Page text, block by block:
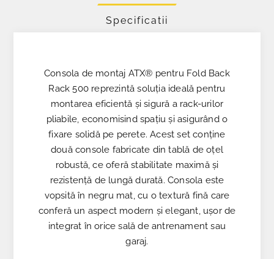
Specificatii
Consola de montaj ATX® pentru Fold Back
Rack 500 reprezintă soluția ideală pentru
montarea eficientă și sigură a rack-urilor
pliabile, economisind spațiu și asigurând o
fixare solidă pe perete. Acest set conține
două console fabricate din tablă de oțel
robustă, ce oferă stabilitate maximă și
rezistență de lungă durată. Consola este
vopsită în negru mat, cu o textură fină care
conferă un aspect modern și elegant, ușor de
integrat în orice sală de antrenament sau
garaj.